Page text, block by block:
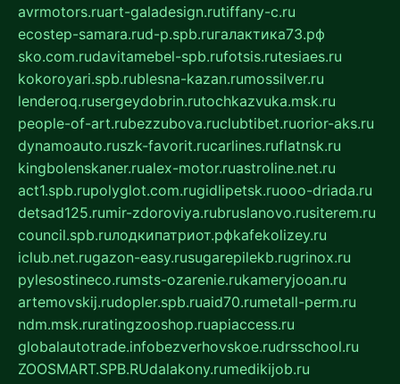
avrmotors.ruart-galadesign.rutiffany-c.ru
ecostep-samara.rud-p.spb.ruгалактика73.рф
sko.com.rudavitamebel-spb.rufotsis.rutesiaes.ru
kokoroyari.spb.rublesna-kazan.rumossilver.ru
lenderoq.rusergeydobrin.rutochkazvuka.msk.ru
people-of-art.rubezzubova.ruclubtibet.ruorior-aks.ru
dynamoauto.ruszk-favorit.rucarlines.ruflatnsk.ru
kingbolenskaner.rualex-motor.ruastroline.net.ru
act1.spb.rupolyglot.com.rugidlipetsk.ruooo-driada.ru
detsad125.rumir-zdoroviya.rubruslanovo.rusiterem.ru
council.spb.ruлодкипатриот.рфkafekolizey.ru
iclub.net.rugazon-easy.rusugarepilekb.rugrinox.ru
pylesostineco.rumsts-ozarenie.rukameryjooan.ru
artemovskij.rudopler.spb.ruaid70.rumetall-perm.ru
ndm.msk.ruratingzooshop.ruapiaccess.ru
globalautotrade.infobezverhovskoe.rudrsschool.ru
ZOOSMART.SPB.RUdalakony.rumedikijob.ru